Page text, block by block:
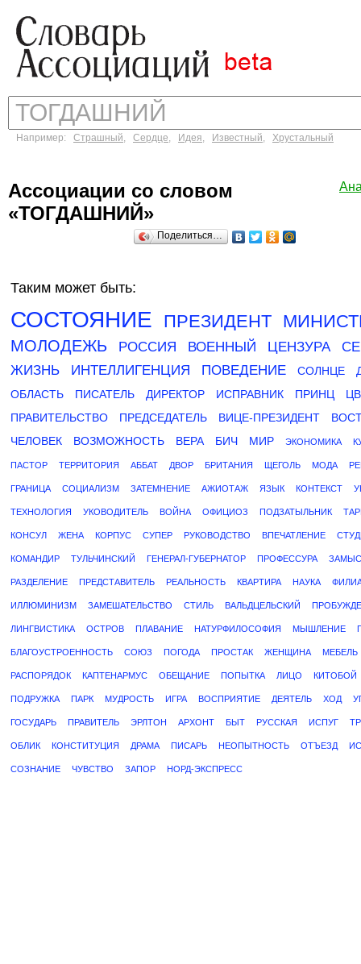
Например: Страшный, Сердце, Идея, Известный, Хрустальный
Ассоциации со словом
«ТОГДАШНИЙ»
Поделиться…
Таким может быть:
СОСТОЯНИЕ ПРЕЗИДЕНТ
МОЛОДЕЖЬ РОССИЯ ВОЕННЫЙ ЦЕНЗУРА
ЖИЗНЬ
ИНТЕЛЛИГЕНЦИЯ ПОВЕДЕНИЕ СОЛНЦЕ
ОБЛАСТЬ
ПИСАТЕЛЬ ДИРЕКТОР ИСПРАВНИК ПРИНЦ
ПРАВИТЕЛЬСТВО
ПРЕДСЕДАТЕЛЬ ВИЦЕ-ПРЕЗИДЕНТ
ЧЕЛОВЕК
ВОЗМОЖНОСТЬ ВЕРА БИЧ МИР ЭКОНОМИКА
ПАСТОР ТЕРРИТОРИЯ АББАТ ДВОР БРИТАНИЯ ЩЕГОЛЬ МОДА
ГРАНИЦА СОЦИАЛИЗМ ЗАТЕМНЕНИЕ АЖИОТАЖ ЯЗЫК КОНТЕКСТ
ТЕХНОЛОГИЯ УКОВОДИТЕЛЬ ВОЙНА ОФИЦИОЗ ПОДЗАТЫЛЬНИК
КОНСУЛ ЖЕНА КОРПУС СУПЕР РУКОВОДСТВО ВПЕЧАТЛЕНИЕ
КОМАНДИР ТУЛЬЧИНСКИЙ ГЕНЕРАЛ-ГУБЕРНАТОР ПРОФЕССУРА
РАЗДЕЛЕНИЕ ПРЕДСТАВИТЕЛЬ РЕАЛЬНОСТЬ КВАРТИРА НАУКА
ИЛЛЮМИНИЗМ ЗАМЕШАТЕЛЬСТВО СТИЛЬ ВАЛЬДЦЕЛЬСКИЙ
ЛИНГВИСТИКА ОСТРОВ ПЛАВАНИЕ НАТУРФИЛОСОФИЯ МЫШЛЕНИЕ
БЛАГОУСТРОЕННОСТЬ СОЮЗ ПОГОДА ПРОСТАК ЖЕНЩИНА МЕБЕЛЬ
РАСПОРЯДОК КАПТЕНАРМУС ОБЕЩАНИЕ ПОПЫТКА ЛИЦО КИТОБОЙ
ПОДРУЖКА ПАРК МУДРОСТЬ ИГРА ВОСПРИЯТИЕ ДЕЯТЕЛЬ ХОД
ГОСУДАРЬ ПРАВИТЕЛЬ ЭРЛТОН АРХОНТ БЫТ РУССКАЯ ИСПУГ
ОБЛИК КОНСТИТУЦИЯ ДРАМА ПИСАРЬ НЕОПЫТНОСТЬ ОТЪЕЗД
СОЗНАНИЕ ЧУВСТВО ЗАПОР НОРД-ЭКСПРЕСС